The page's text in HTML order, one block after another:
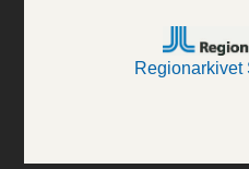
Regionarkivet